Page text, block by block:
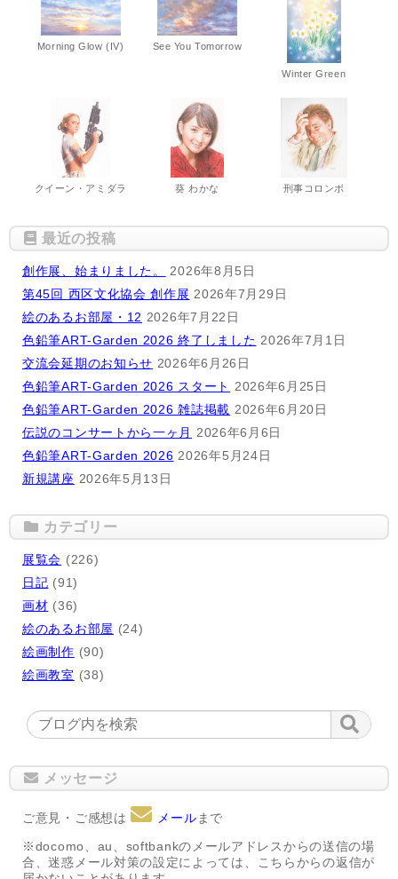
Morning Glow (IV) See You Tomorrow
Winter Green
クイーン・アミダラ 葵 わかな 刑事コロンボ
最近の投稿
創作展、始まりました。
2026年8月5日
第45回 西区文化協会 創作展 2026年7月29日
絵のあるお部屋・12 2026年7月22日
色鉛筆ART-Garden 2026 終了しました 2026年7月1日
交流会延期のお知らせ 2026年6月26日
色鉛筆ART-Garden 2026 スタート
2026年6月25日
色鉛筆ART-Garden 2026 雑誌掲載 2026年6月20日
伝説のコンサートから一ヶ月
2026年6月6日
色鉛筆ART-Garden 2026 2026年5月24日
新規講座 2026年5月13日
カテゴリー
展覧会 (226)
日記 (91)
画材 (36)
絵のあるお部屋 (24)
絵画制作 (90)
絵画教室 (38)
メッセージ
ご意見・ご感想は メール まで
※docomo、au、softbankのメールアドレスからの送信の場
合、迷惑メール対策の設定によっては、こちらからの返信が